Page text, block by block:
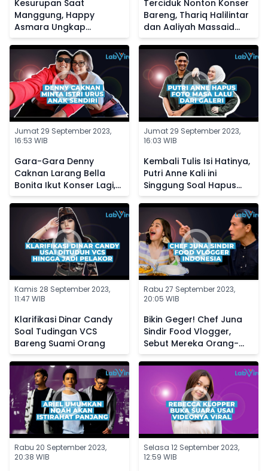
Kesurupan Saat
Manggung, Happy
Asmara Ungkap
Kedekatannya dengan
Makhluk Halus
Terciduk Nonton Konser
Bareng, Thariq Halilintar
dan Aaliyah Massaid
Diisukan Makin Dekat
Jumat 29 September 2023,
16:53 WIB
Gara-Gara Denny
Caknan Larang Bella
Bonita Ikut Konser Lagi,
Kini Sang Istri Posting
Status Galau
Jumat 29 September 2023,
16:03 WIB
Kembali Tulis Isi Hatinya,
Putri Anne Kali ini
Singgung Soal Hapus
Foto Masa Lalu dari
Galeri
Kamis 28 September 2023,
11:47 WIB
Klarifikasi Dinar Candy
Soal Tudingan VCS
Bareng Suami Orang
Rabu 27 September 2023,
20:05 WIB
Bikin Geger! Chef Juna
Sindir Food Vlogger,
Sebut Mereka Orang-
Orang Sotoy
Rabu 20 September 2023,
20:38 WIB
Selasa 12 September 2023,
12:59 WIB